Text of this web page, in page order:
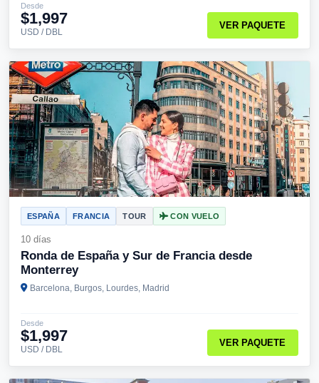
Desde
$1,997
USD / DBL
VER PAQUETE
ESPAÑA FRANCIA TOUR CON VUELO
10 días
Ronda de España y Sur de Francia desde
Monterrey
Barcelona, Burgos, Lourdes, Madrid
Desde
$1,997
USD / DBL
VER PAQUETE